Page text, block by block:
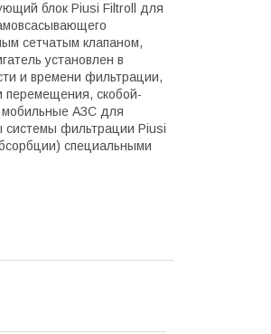
блок Piusi Filtroll для
сетчатым клапаном,
установлен в
и времени фильтрации,
перемещения, скобой-
мобильные АЗС для
системы фильтрации Piusi
специальными